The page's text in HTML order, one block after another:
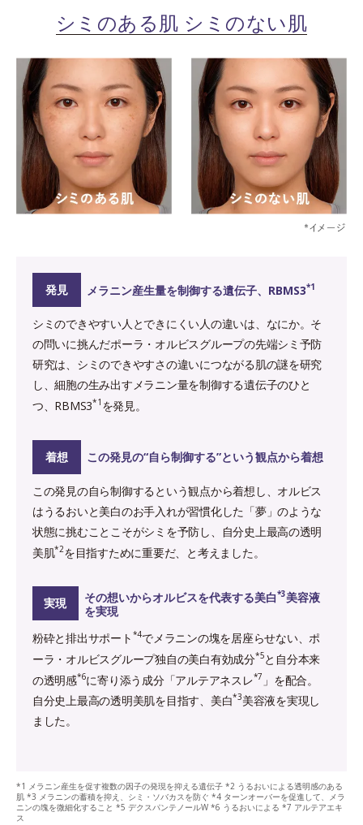
シミのある肌 シミのない肌
発見 メラニン産生量を制御する遺伝子、RBMS3*1
シミのできやすい人とできにくい人の違いは、なにか。そ
の問いに挑んだポーラ・オルビスグループの先端シミ予防
研究は、シミのできやすさの違いにつながる肌の謎を研究
し、細胞の生み出すメラニン量を制御する遺伝子のひと
つ、RBMS3*1 を発見。
着想 この発見の“自ら制御する”という観点から着想
この発見の自ら制御するという観点から着想し、オルビス
はうるおいと美白のお手入れが習慣化した「夢」のような
状態に挑むことこそがシミを予防し、自分史上最高の透明
美肌*2を目指すために重要だ、と考えました。
実現 その想いからオルビスを代表する美白*3美容液
を実現
粉砕と排出サポート *4でメラニンの塊を居座らせない、ポ
ーラ・オルビスグループ独自の美白有効成分*5と自分本来
の透明感*6に寄り添う成分「アルテアネスレ*7 」を配合。
自分史上最高の透明美肌を目指す、美白*3美容液を実現し
ました。
*1 メラニン産生を促す複数の因子の発現を抑える遺伝子 *2 うるおいによる透明感のある
肌 *3 メラニンの蓄積を抑え、シミ・ソバカスを防ぐ *4 ターンオーバーを促進して、メラ
ニンの塊を微細化すること *5 デクスパンテノールW *6 うるおいによる *7 アルテアエキ
ス